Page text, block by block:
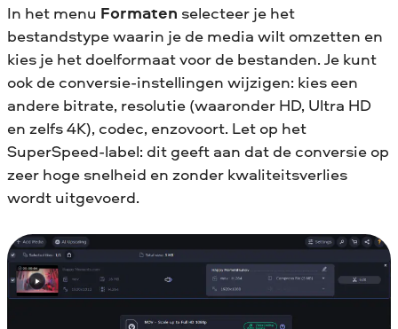
In het menu Formaten selecteer je het
bestandstype waarin je de media wilt omzetten en
kies je het doelformaat voor de bestanden. Je kunt
ook de conversie-instellingen wijzigen: kies een
andere bitrate, resolutie (waaronder HD, Ultra HD
en zelfs 4K), codec, enzovoort. Let op het
SuperSpeed-label: dit geeft aan dat de conversie op
zeer hoge snelheid en zonder kwaliteitsverlies
wordt uitgevoerd.